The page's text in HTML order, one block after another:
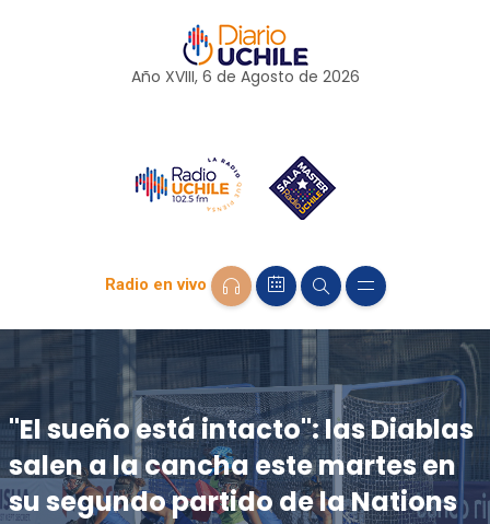
Año XVIII, 6 de Agosto de 2026
Radio en vivo
"El sueño está intacto": las Diablas
salen a la cancha este martes en
su segundo partido de la Nations